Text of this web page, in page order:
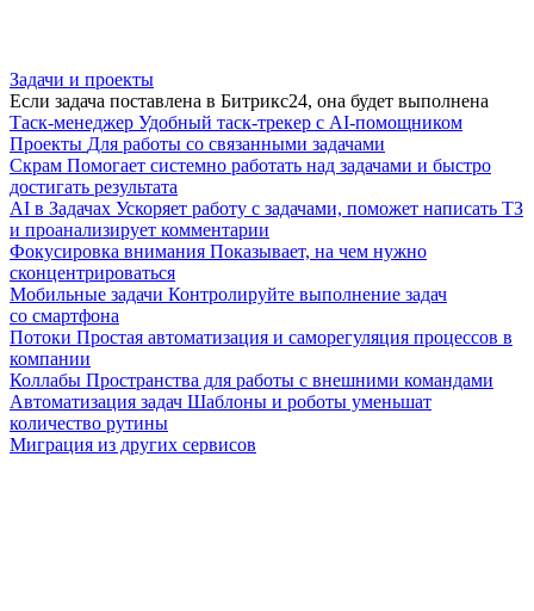
Задачи и проекты
Если задача поставлена в Битрикс24, она будет выполнена
Таск-менеджер Удобный таск-трекер с AI-помощником
Проекты Для работы со связанными задачами
Скрам Помогает системно работать над задачами и быстро
достигать результата
AI в Задачах Ускоряет работу с задачами, поможет написать ТЗ
и проанализирует комментарии
Фокусировка внимания Показывает, на чем нужно
сконцентрироваться
Мобильные задачи Контролируйте выполнение задач
со смартфона
Потоки Простая автоматизация и саморегуляция процессов в
компании
Коллабы Пространства для работы с внешними командами
Автоматизация задач Шаблоны и роботы уменьшат
количество рутины
Миграция из других сервисов